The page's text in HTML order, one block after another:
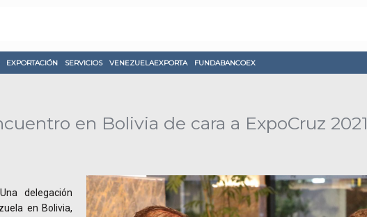
EXPORTACIÓN SERVICIOS VENEZUELAEXPORTA FUNDABANCOEX
en Bolivia de cara a ExpoCruz 2021
delegación
en Bolivia,